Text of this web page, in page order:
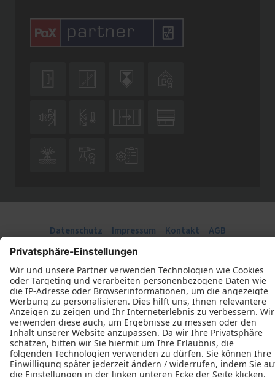
 
   
  
Datenschutz Impressum Kontakt
AGB
Stiefvater Bauelemente © 2026